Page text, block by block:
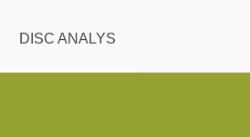
DISC ANALYS